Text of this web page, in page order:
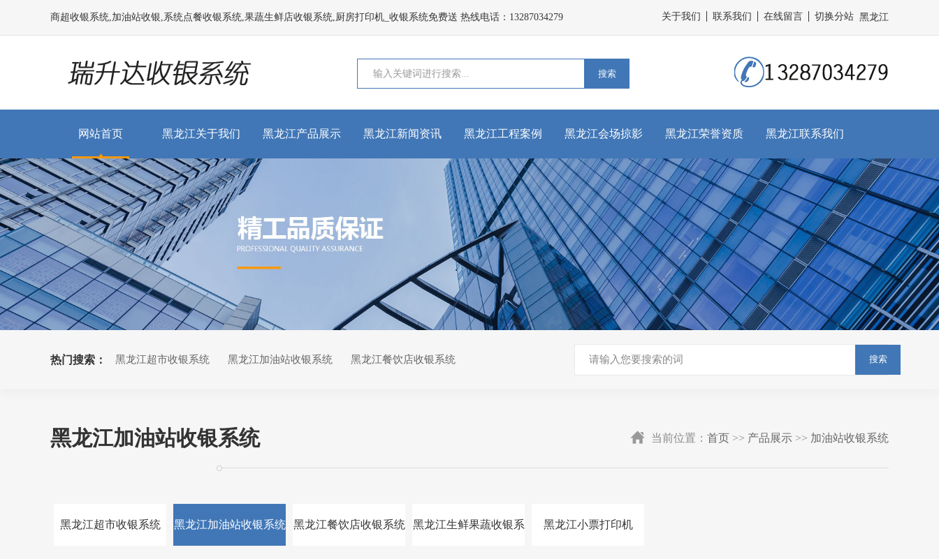
商超收银系统,加油站收银,系统点餐收银系统,果蔬生鲜店收银系统,厨房打印机_收银系统免费送 热线电话：13287034279 关于我们 联系我们 在线留言 黑龙江
切换分站
搜索
网站首页 黑龙江关于我们 黑龙江产品展示 黑龙江新闻资讯 黑龙江工程案例 黑龙江会场掠影 黑龙江荣誉资质 黑龙江联系我们
热门搜索： 黑龙江超市收银系统 黑龙江加油站收银系统 黑龙江餐饮店收银系统 搜索
黑龙江加油站收银系统 当前位置： 首页 >> 产品展示 >> 加油站收银系统
黑龙江超市收银系统 黑龙江加油站收银系统 黑龙江餐饮店收银系统 黑龙江生鲜果蔬收银系 黑龙江小票打印机